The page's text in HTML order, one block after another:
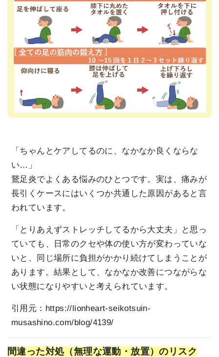
「ちゃんとケアしてるのに、なかなか良くならな
い…」
鵞足炎でよくある悩みのひとつです。実は、痛みが
長引くケースにはいくつか共通した原因があると言
われています。
「とりあえずストレッチしてるから大丈夫」と思っ
ていても、日常のクセや体の使い方が変わっていな
いと、同じ場所に負担がかかり続けてしまうことが
あります。結果として、なかなか改善につながらな
い状態になりやすいと考えられています。
引用元： https://lionheart-seikotsuin-
musashino.com/blog/4139/
間違った対処（無理な運動・放置）のリスク